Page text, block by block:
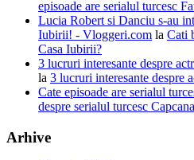
episoade are serialul turcesc
Lucia Robert si Danciu s-au
Iubirii! - Vloggeri.com la Cati
Casa Iubirii?
3 lucruri interesante despre
la 3 lucruri interesante despre
Cate episoade are serialul
despre serialul turcesc
Arhive